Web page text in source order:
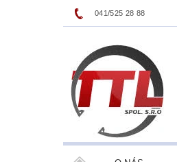
041/525 28 88